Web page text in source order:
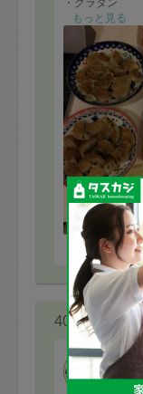
・鶏肉と大根の
・酢豚
・ぶり大根
・肉じゃが
・ポテトサラダ
・唐揚げ
・ナムル二種
・ほうれん草の
・餃子
・たけのこのお
・レバーの甘辛煮
・スープ
グラタンをお
れてしまって
また是非よろ
もっと見る
40代 女性よ